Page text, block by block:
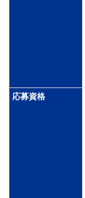
応募資格